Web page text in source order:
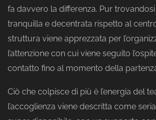
fa davvero la differenza. Pur
tranquilla e decentrata rispetto al
struttura viene apprezzata per
l’attenzione con cui viene seguito
contatto fino al momento della
Ciò che colpisce di più è l’energia del
l’accoglienza viene descritta come